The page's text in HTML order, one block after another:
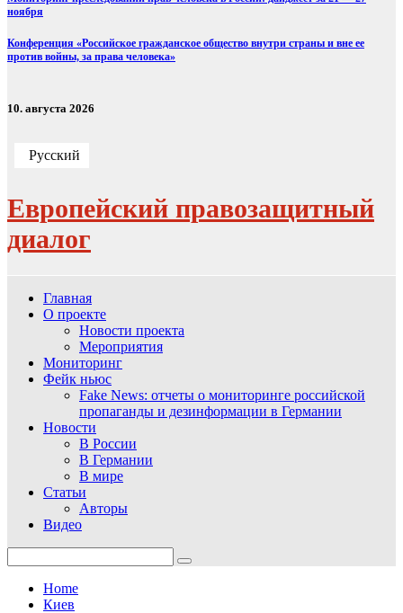
ноября
Конференция «Российское гражданское общество внутри страны и вне ее
против войны, за права человека»
10. августа 2026
Русский
Европейский правозащитный
диалог
Главная
О проекте
Новости проекта
Мероприятия
Мониторинг
Фейк ньюс
Fake News: отчеты о мониторинге российской
пропаганды и дезинформации в Германии
Новости
В России
В Германии
В мире
Статьи
Авторы
Видео
for:
Home
Киев